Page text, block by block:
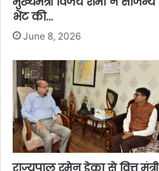
भेंट की…
June 8, 2026